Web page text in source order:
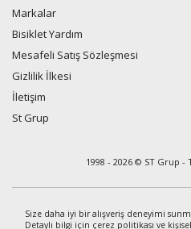
Markalar
Bisiklet Yardım
Mesafeli Satış Sözleşmesi
Gizlilik İlkesi
İletişim
St Grup
1998 - 2026 © ST Grup -
Size daha iyi bir alışveriş deneyimi
Detaylı bilgi için çerez politikası ve